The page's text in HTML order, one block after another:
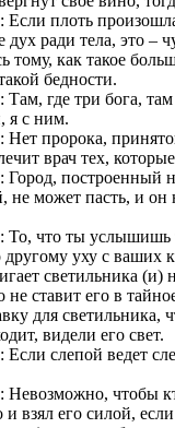
Если плоть
дух ради тела, это –
тому, как такое
бедности.
Там, где три бога,
я с ним.
Нет пророка,
врач тех,
Город, построенный
не может пасть, и он
То, что ты услышишь
другому уху с ваших
светильника (и)
не ставит его в
для светильника,
видели его свет.
Если слепой ведет
Невозможно, чтобы
и взял его силой,